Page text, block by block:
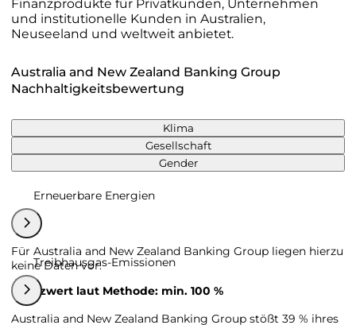
Finanzprodukte für Privatkunden, Unternehmen
und institutionelle Kunden in Australien,
Neuseeland und weltweit anbietet.
Australia and New Zealand Banking Group
Nachhaltigkeitsbewertung
Klima
Gesellschaft
Gender
Erneuerbare Energien
Für Australia and New Zealand Banking Group liegen hierzu
keine Daten vor.
Grenzwert laut Methode: min. 100 %
Treibhausgas-Emissionen
Australia and New Zealand Banking Group stößt 39 % ihres